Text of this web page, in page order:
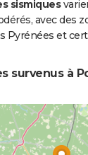
1993 03/07/
sismiques
avec des
Pyrénées et
survenus à